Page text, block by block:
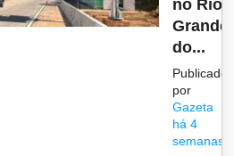
no Rio
Grande
do...
Publicado
por
Gazeta
há 4
semanas